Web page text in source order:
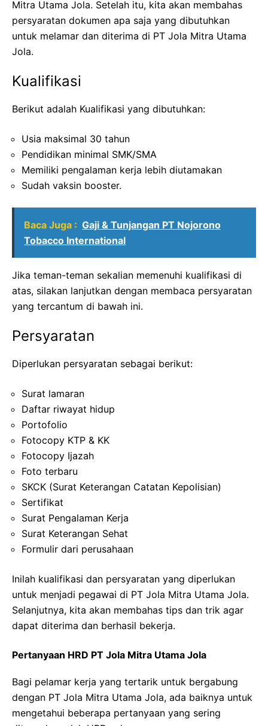
Mitra Utama Jola. Setelah itu, kita akan membahas
persyaratan dokumen apa saja yang dibutuhkan
untuk melamar dan diterima di PT Jola Mitra Utama
Jola.
Kualifikasi
Berikut adalah Kualifikasi yang dibutuhkan:
Usia maksimal 30 tahun
Pendidikan minimal SMK/SMA
Memiliki pengalaman kerja lebih diutamakan
Sudah vaksin booster.
Baca Juga : Gaji & Tunjangan PT Nojorono
Tobacco International
Jika teman-teman sekalian memenuhi kualifikasi di
atas, silakan lanjutkan dengan membaca persyaratan
yang tercantum di bawah ini.
Persyaratan
Diperlukan persyaratan sebagai berikut:
Surat lamaran
Daftar riwayat hidup
Portofolio
Fotocopy KTP & KK
Fotocopy Ijazah
Foto terbaru
SKCK (Surat Keterangan Catatan Kepolisian)
Sertifikat
Surat Pengalaman Kerja
Surat Keterangan Sehat
Formulir dari perusahaan
Inilah kualifikasi dan persyaratan yang diperlukan
untuk menjadi pegawai di PT Jola Mitra Utama Jola.
Selanjutnya, kita akan membahas tips dan trik agar
dapat diterima dan berhasil bekerja.
Pertanyaan HRD PT Jola Mitra Utama Jola
Bagi pelamar kerja yang tertarik untuk bergabung
dengan PT Jola Mitra Utama Jola, ada baiknya untuk
mengetahui beberapa pertanyaan yang sering